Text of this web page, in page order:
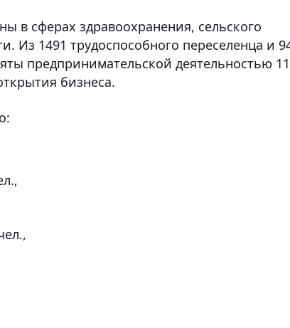
в сферах здравоохранения, сельского
Из 1491 трудоспособного переселенца и
предпринимательской деятельностью
бизнеса.